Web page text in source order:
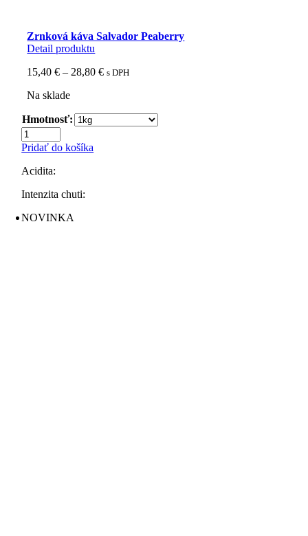
Zrnková káva Salvador Peaberry
Detail produktu
15,40€ – 28,80€Price
s DPH
Na sklade
Hmotnosť:
množstvo
Zrnková
Salvador
Pridať do košíka
Acidita:
Intenzita chuti:
NOVINKA